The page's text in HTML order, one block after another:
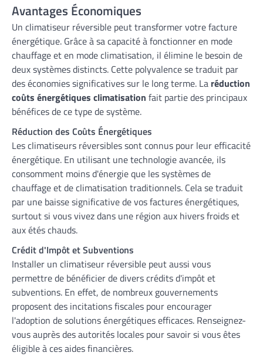
Avantages Économiques
Un climatiseur réversible peut transformer votre facture
énergétique. Grâce à sa capacité à fonctionner en mode
chauffage et en mode climatisation, il élimine le besoin de
deux systèmes distincts. Cette polyvalence se traduit par
des économies significatives sur le long terme. La réduction
coûts énergétiques climatisation fait partie des principaux
bénéfices de ce type de système.
Réduction des Coûts Énergétiques
Les climatiseurs réversibles sont connus pour leur efficacité
énergétique. En utilisant une technologie avancée, ils
consomment moins d'énergie que les systèmes de
chauffage et de climatisation traditionnels. Cela se traduit
par une baisse significative de vos factures énergétiques,
surtout si vous vivez dans une région aux hivers froids et
aux étés chauds.
Crédit d'Impôt et Subventions
Installer un climatiseur réversible peut aussi vous
permettre de bénéficier de divers crédits d'impôt et
subventions. En effet, de nombreux gouvernements
proposent des incitations fiscales pour encourager
l'adoption de solutions énergétiques efficaces. Renseignez-
vous auprès des autorités locales pour savoir si vous êtes
éligible à ces aides financières.